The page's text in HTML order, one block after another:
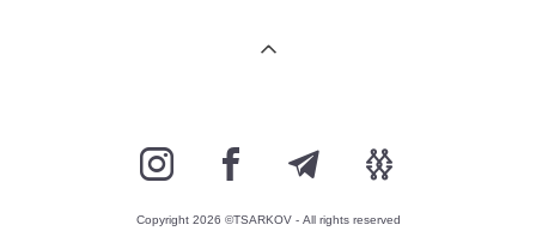
Copyright 2026 ©TSARKOV - All rights reserved